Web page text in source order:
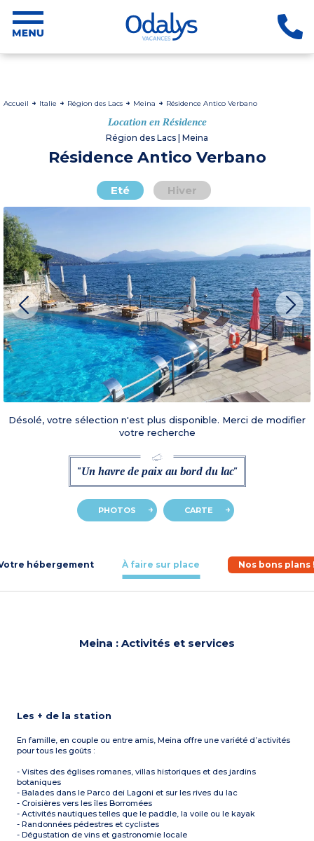
Accueil Italie Région des Lacs Meina Résidence Antico Verbano
Location en Résidence
Région des Lacs | Meina
Résidence Antico Verbano
Eté Hiver
Désolé, votre sélection n'est plus disponible. Merci de modifier
votre recherche
"Un havre de paix au bord du lac"
PHOTOS CARTE
hébergement À faire sur place Nos bons plans
Meina : Activités et services
Les + de la station
En famille, en couple ou entre amis, Meina offre une variété d’activités
pour tous les goûts :
- Visites des églises romanes, villas historiques et des jardins
botaniques
- Balades dans le Parco dei Lagoni et sur les rives du lac
- Croisières vers les îles Borromées
- Activités nautiques telles que le paddle, la voile ou le kayak
- Randonnées pédestres et cyclistes
- Dégustation de vins et gastronomie locale